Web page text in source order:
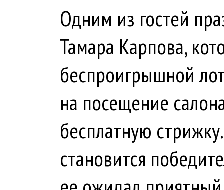
Одним из гостей
Тамара Карпова,
беспроигрышной
на посещение
бесплатную
становится